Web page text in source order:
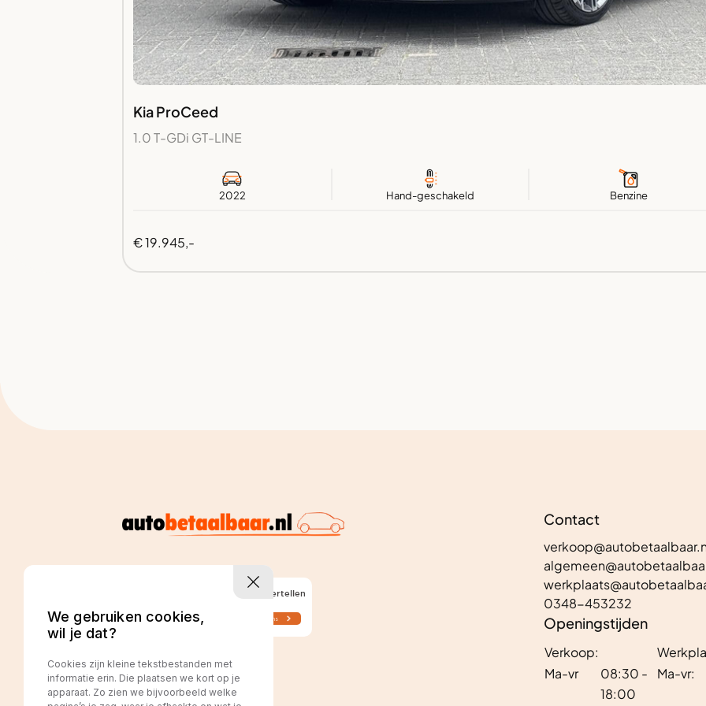
Kia ProCeed
1.0 T-GDi GT-LINE
2022 Hand-geschakeld Benzine
€ 19.945,-
Contact
0348-453232
Openingstijden
Verkoop:
Ma-vr
08:30 -
18:00
Ma-vr:
We gebruiken cookies,
wil je dat?
Cookies zijn kleine tekstbestanden met
informatie erin. Die plaatsen we kort op je
apparaat. Zo zien we bijvoorbeeld welke